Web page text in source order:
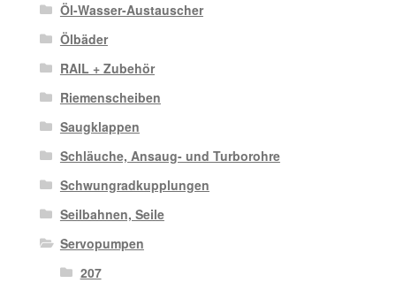
Öl-Wasser-Austauscher
Ölbäder
RAIL + Zubehör
Riemenscheiben
Saugklappen
Schläuche, Ansaug- und Turborohre
Schwungradkupplungen
Seilbahnen, Seile
Servopumpen
207